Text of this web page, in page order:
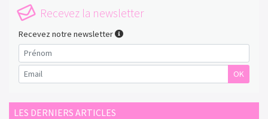
Recevez la newsletter
Recevez notre newsletter
OK
LES DERNIERS ARTICLES